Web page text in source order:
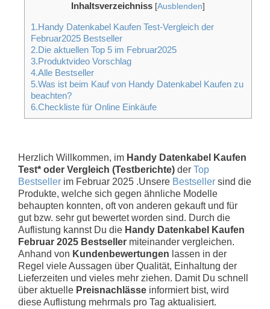
Inhaltsverzeichniss [Ausblenden]
1.Handy Datenkabel Kaufen Test-Vergleich der
Februar2025 Bestseller
2.Die aktuellen Top 5 im Februar2025
3.Produktvideo Vorschlag
4.Alle Bestseller
5.Was ist beim Kauf von Handy Datenkabel Kaufen zu
beachten?
6.Checkliste für Online Einkäufe
Herzlich Willkommen, im Handy Datenkabel Kaufen
Test* oder Vergleich (Testberichte) der Top
Bestseller im Februar 2025 .Unsere Bestseller sind die
Produkte, welche sich gegen ähnliche Modelle
behaupten konnten, oft von anderen gekauft und für
gut bzw. sehr gut bewertet worden sind. Durch die
Auflistung kannst Du die Handy Datenkabel Kaufen
Februar 2025 Bestseller miteinander vergleichen.
Anhand von Kundenbewertungen lassen in der
Regel viele Aussagen über Qualität, Einhaltung der
Lieferzeiten und vieles mehr ziehen. Damit Du schnell
über aktuelle Preisnachlässe informiert bist, wird
diese Auflistung mehrmals pro Tag aktualisiert.